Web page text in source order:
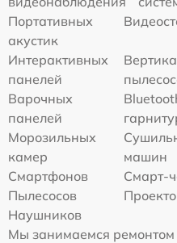
Портативных
акустик
Интерактивных
панелей
Варочных
панелей
Морозильных
камер
машин
Смартфонов
Смарт-
Пылесосов
Наушников
Мы занимаемся ремонтом